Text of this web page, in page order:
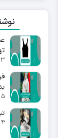
۱۳
۱۵ آذر
۱۴